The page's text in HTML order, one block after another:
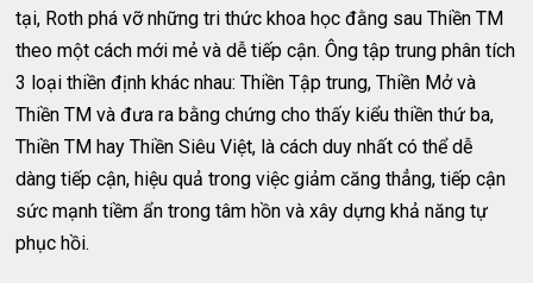
tại, Roth phá vỡ những tri thức khoa học đằng sau Thiền TM
theo một cách mới mẻ và dễ tiếp cận. Ông tập trung phân tích
3 loại thiền định khác nhau: Thiền Tập trung, Thiền Mở và
Thiền TM và đưa ra bằng chứng cho thấy kiểu thiền thứ ba,
Thiền TM hay Thiền Siêu Việt, là cách duy nhất có thể dễ
dàng tiếp cận, hiệu quả trong việc giảm căng thẳng, tiếp cận
sức mạnh tiềm ẩn trong tâm hồn và xây dựng khả năng tự
phục hồi.